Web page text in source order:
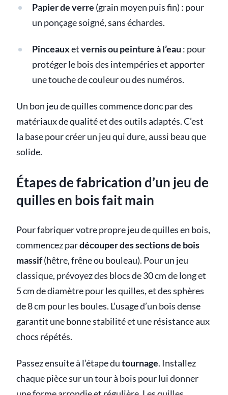
Papier de verre (grain moyen puis fin) : pour
un ponçage soigné, sans échardes.
Pinceauxetvernis ou peinture à l’eau : pour
protéger le bois des intempéries et apporter
une touche de couleur ou des numéros.
Un bon jeu de quilles commence donc par des
matériaux de qualité et des outils adaptés. C’est
la base pour créer un jeu qui dure, aussi beau que
solide.
Étapes de fabrication d’un jeu de
quilles en bois fait main
Pour fabriquer votre propre jeu de quilles en bois,
commencez pardécouper des sections de bois
massif(hêtre, frêne ou bouleau). Pour un jeu
classique, prévoyez des blocs de 30 cm de long et
5 cm de diamètre pour les quilles, et des sphères
de 8 cm pour les boules. L’usage d’un bois dense
garantit une bonne stabilité et une résistance aux
chocs répétés.
Passez ensuite à l’étape dutournage. Installez
chaque pièce sur un tour à bois pour lui donner